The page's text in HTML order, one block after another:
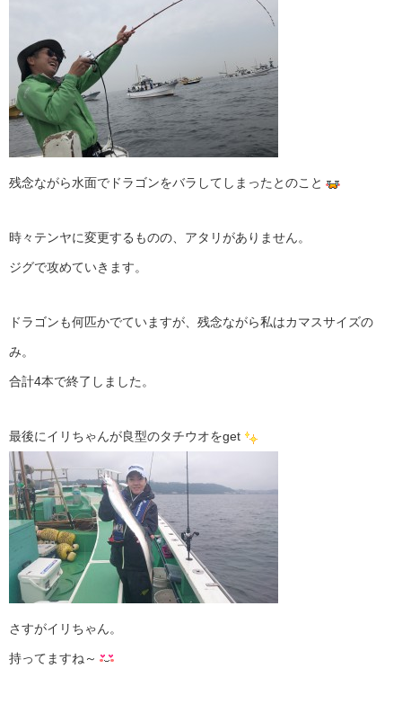
残念ながら水面でドラゴンをバラしてしまったとのこと
時々テンヤに変更するものの、アタリがありません。
ジグで攻めていきます。
ドラゴンも何匹かでていますが、残念ながら私はカマスサイズの
み。
合計4本で終了しました。
最後にイリちゃんが良型のタチウオをget
さすがイリちゃん。
持ってますね～